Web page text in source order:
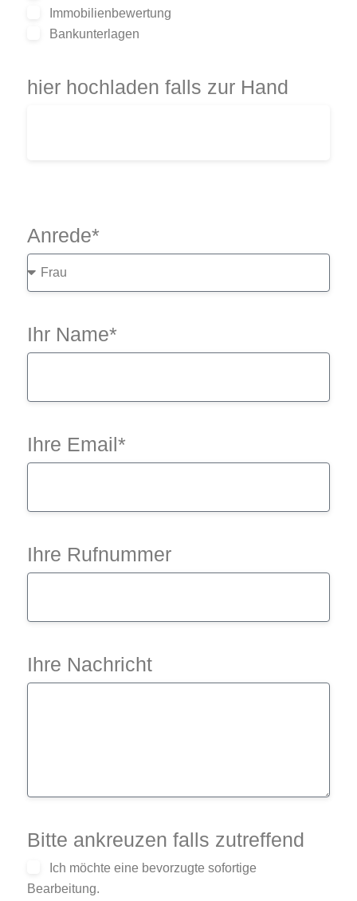
Immobilienbewertung
Bankunterlagen
hier hochladen falls zur Hand
Anrede*
Ihr Name*
Ihre Email*
Ihre Rufnummer
Ihre Nachricht
Bitte ankreuzen falls zutreffend
Ich möchte eine bevorzugte sofortige
Bearbeitung.